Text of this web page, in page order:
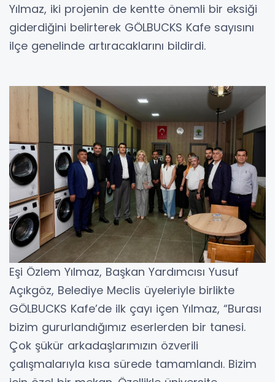
Yılmaz, iki projenin de kentte önemli bir eksiği
giderdiğini belirterek GÖLBUCKS Kafe sayısını
ilçe genelinde artıracaklarını bildirdi.
Eşi Özlem Yılmaz, Başkan Yardımcısı Yusuf
Açıkgöz, Belediye Meclis üyeleriyle birlikte
GÖLBUCKS Kafe’de ilk çayı içen Yılmaz, “Burası
bizim gururlandığımız eserlerden bir tanesi.
Çok şükür arkadaşlarımızın özverili
çalışmalarıyla kısa sürede tamamlandı. Bizim